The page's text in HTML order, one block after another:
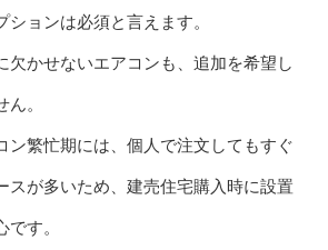
ションは必須と言えます。
欠かせないエアコンも、追加を希望し
。
ン繁忙期には、個人で注文してもすぐ
スが多いため、建売住宅購入時に設置
です。